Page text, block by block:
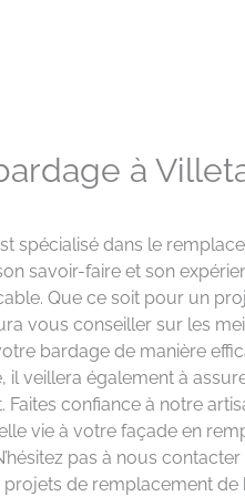
à
spécialisé dans le
savoir-faire et son
Que ce soit pour un
vous conseiller sur les
bardage de manière
veillera également à
confiance à notre
vie à votre façade en
pas à nous
de remplacement de